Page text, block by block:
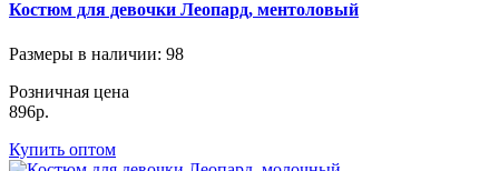
Костюм для девочки Леопард, ментоловый
Размеры в наличии: 98
Розничная цена
896р.
Купить оптом